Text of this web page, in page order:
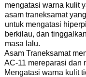
mengatasi warna kulit
asam traneksamat
untuk mengatasi
berkilau, dan
masa lalu.
Asam Traneksamat
AC-11 mereparasi dan
Mengatasi warna kulit